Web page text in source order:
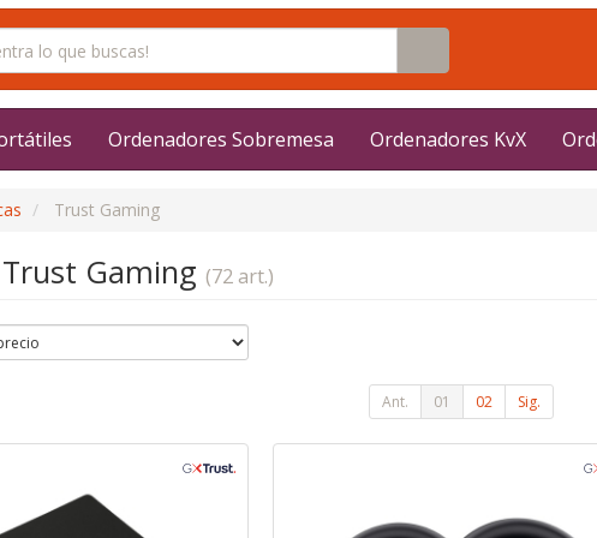
Ordenadores Sobremesa Ordenadores KvX
Trust Gaming
Gaming (72 art.)
Ant. 01 02 Sig.